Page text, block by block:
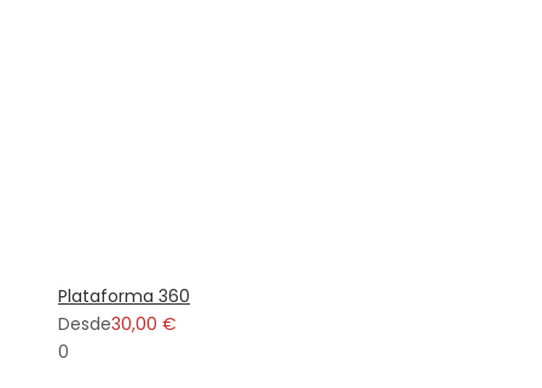
Plataforma 360
Desde30,00 €
0